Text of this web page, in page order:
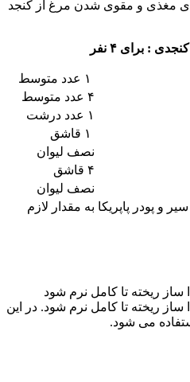
مغذی و مقوی شدن مرغ از کنجد
: برای ۴ نفر
۴ عدد متوسط
۱ عدد درشت
نصف لیوان
۴ قاشق
نصف لیوان
و پودر پاپریکا به مقدار لازم
ساز ریخته تا کامل نرم شود
ریخته تا کامل نرم شود. در این
می شود.